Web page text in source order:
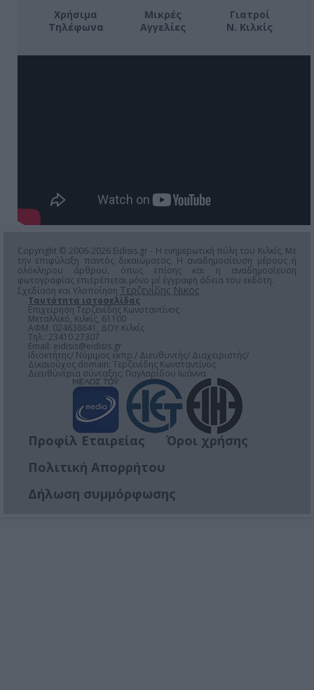
Χρήσιμα
Τηλέφωνα
Μικρές
Αγγελίες
Γιατροί
Ν. Κιλκίς
Copyright © 2006-2026 Eidisis.gr - Η ενημερωτική πύλη του Κιλκίς. Με
την επιφύλαξη παντός δικαιώματος. Η αναδημοσίευση μέρους ή
ολόκληρου άρθρου, όπως επίσης και η αναδημοσίευση
φωτογραφίας επιτρέπεται μόνο μέ έγγραφη άδεια του εκδότη.
Σχεδίαση και Υλοποίηση Τερζενίδης Νικος
Ταυτότητα ιστοσελίδας
Επιχείρηση Τερζενίδης Κωνσταντίνος
Μεταλλικό, Κιλκίς, 61100
ΑΦΜ: 024638641, ΔΟΥ Κιλκίς
Τηλ.: 23410 27307
Email: eidisis@eidisis.gr
Ιδιοκτήτης/ Νόμιμος εκπρ./ Διευθυντής/ Διαχειριστής/
Δικαιούχος domain: Τερζενίδης Κωνσταντίνος
Διευθύντρια σύνταξης: Παγλαρίδου Ιωάννα
Προφίλ Εταιρείας
Όροι χρήσης
Πολιτική Απορρήτου
Δήλωση συμμόρφωσης